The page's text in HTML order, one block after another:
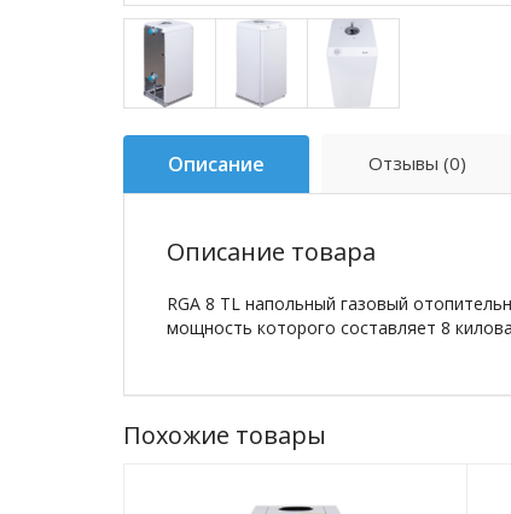
Описание Отзывы (0)
Описание товара
RGA 8 TL напольный газовый
мощность которого составляет 8
Похожие товары